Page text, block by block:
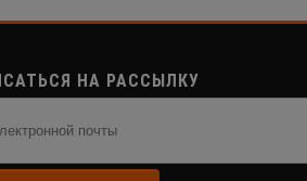
НА РАССЫЛКУ